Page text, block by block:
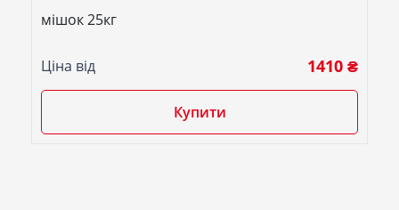
мішок 25кг
Ціна від 1410 ₴
Купити